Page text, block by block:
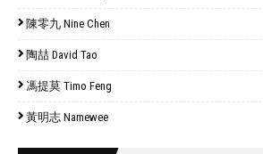
陳零九 Nine Chen
陶喆 David Tao
馮提莫 Timo Feng
黃明志 Namewee